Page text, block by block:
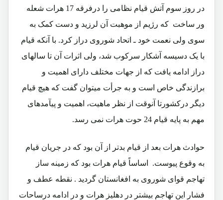
در روز سوم آتش قیام نظامی را درفرقه 17 هرات شعله
ور ساخت که رژیم از موهبت آن لرزید و دست کمک به
سوی ولی نعمت خود ـ اتحاد شوروی دراز کرد. با آنکه قیام
با یک دسیسه آشکار سرکوب شد، ولی اثرات آن تا سالهای
دراز ادامه یافت که از جهات مختلف دارای اهمیت و
برازندگی خاص است و به جرأت میتوان گفت که هیچ قیام
دیگر درکشورتا آنوقت از نظر ماهیت، اهمیت و پیآمدهای
مهم به پایه قیام 24 حوت هرات نمی رسد.
حوادث هرات بعد از قیام بدتر از آن بود که در جریان قیام
به وقوع پیوست. اساساً قیام هرات بود که زمینه ساز
تهاجم قوای شوروی به افغانستان گردید . نقطه عطف و
فشار این تهاجم بیشتر در دهلیز هرات و در ادامه درساحات